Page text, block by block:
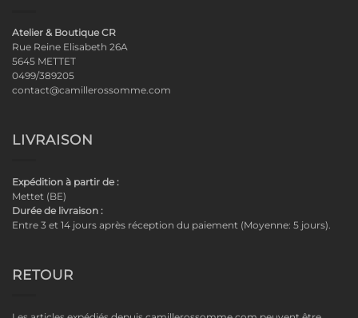
Atelier & Boutique CR
Rue Reine Elisabeth 26A
5645 METTET
0499/389205
contact@camillerossomme.com
LIVRAISON
Expédition à partir de :
Mettet (BE)
Durée de livraison :
Entre 3 et 14 jours après réception du paiement (Moyenne: 5 jours).
RETOUR